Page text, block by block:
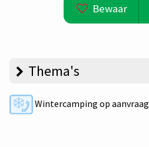
Bewaar
Thema's
Wintercamping op aanvraag